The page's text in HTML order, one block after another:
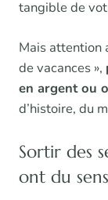
tangible de
Mais attention
de vacances »,
en argent ou
d’histoire, du
Sortir des
ont du sens